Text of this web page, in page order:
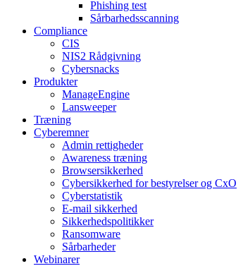
Phishing test
Sårbarhedsscanning
Compliance
CIS
NIS2 Rådgivning
Cybersnacks
Produkter
ManageEngine
Lansweeper
Træning
Cyberemner
Admin rettigheder
Awareness træning
Browsersikkerhed
Cybersikkerhed for bestyrelser og CxO
Cyberstatistik
E-mail sikkerhed
Sikkerhedspolitikker
Ransomware
Sårbarheder
Webinarer